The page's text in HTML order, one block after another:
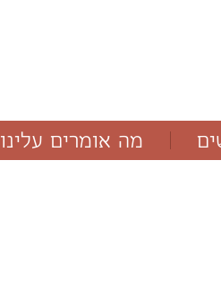
מה אומרים עלינו